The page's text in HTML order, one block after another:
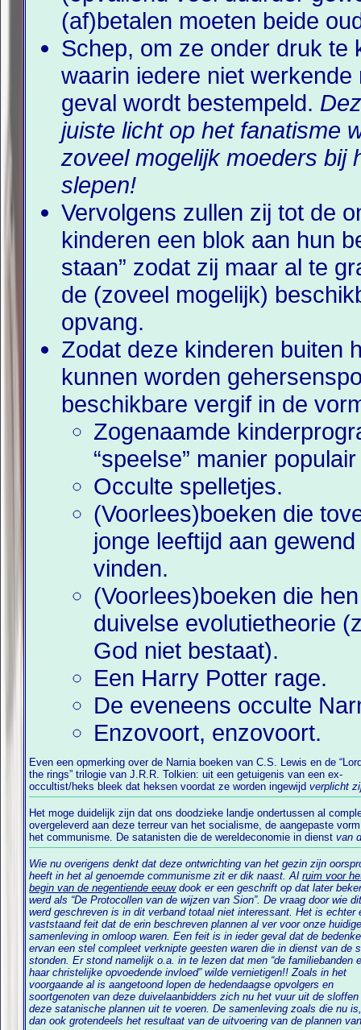
(af)betalen moeten beide
Schep, om ze onder druk te
waarin iedere niet werkende
geval wordt bestempeld.
juiste licht op het fanatisme
zoveel mogelijk moeders bij
slepen!
Vervolgens zullen zij tot de
kinderen een blok aan hun
staan” zodat zij maar al te
de (zoveel mogelijk)
opvang.
Zodat deze kinderen buiten
kunnen worden
beschikbare vergif in de
Zogenaamde
“speelse” manier
Occulte spelletjes.
(Voorlees)boeken die
jonge leeftijd aan
vinden.
(Voorlees)boeken die
duivelse evolutietheorie
God niet bestaat).
Een Harry Potter rage.
De eveneens occulte
Enzovoort, enzovoort.
Even een opmerking over de Narnia boeken van C.S. Lewis en de “
the rings” trilogie van J.R.R. Tolkien: uit een getuigenis van een ex-
occultist/heks bleek dat heksen voordat ze worden ingewijdverplicht
Het moge duidelijk zijn dat ons doodzieke landje ondertussen al
overgeleverd aan deze terreur van het socialisme, de aangepaste
het communisme. De satanisten die de wereldeconomie in dienstvan
Wie nu overigens denkt dat deze ontwrichting van het gezin zijn
heeft in het al genoemde communisme zit er dik naast. Alruim voor
begin van de negentiende eeuwdook er een geschrift op dat later
werd als “De Protocollen van de wijzen van Sion”. De vraag door wie
werd geschreven is in dit verband totaal niet interessant. Het is echter
vaststaand feit dat de erin beschreven plannen al ver voor onze
samenleving in omloop waren. Een feit is in ieder geval dat de
ervan een stel compleet verknipte geesten waren die in dienst van de
stonden. Er stond namelijk o.a. in te lezen dat men “de familiebanden
haar christelijke opvoedende invloed” wilde vernietigen!! Zoals in het
voorgaande al is aangetoond lopen de hedendaagse opvolgers en
soortgenoten van deze duivelaanbidders zich nu het vuur uit de
deze satanische plannen uit te voeren. De samenleving zoals die nu
dan ook grotendeels het resultaat van de uitvoering van de plannen